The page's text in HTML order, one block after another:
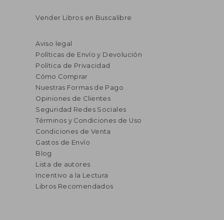
Vender Libros en Buscalibre
Aviso legal
Políticas de Envío y Devolución
Política de Privacidad
Cómo Comprar
Nuestras Formas de Pago
Opiniones de Clientes
Seguridad Redes Sociales
Términos y Condiciones de Uso
Condiciones de Venta
Gastos de Envío
Blog
Lista de autores
Incentivo a la Lectura
Libros Recomendados